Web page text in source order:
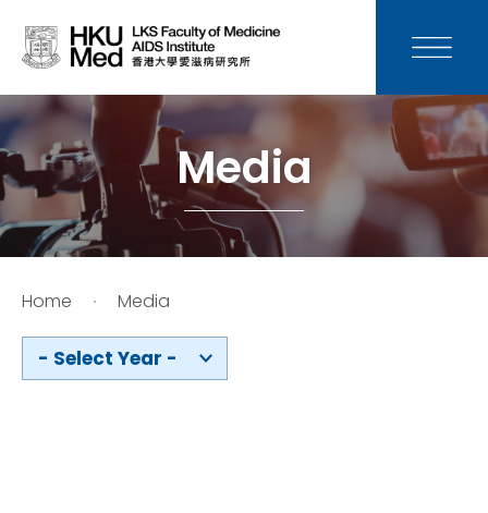
Media
Home Media
- Select Year -
News
Media
Donation
Careers
Teaching